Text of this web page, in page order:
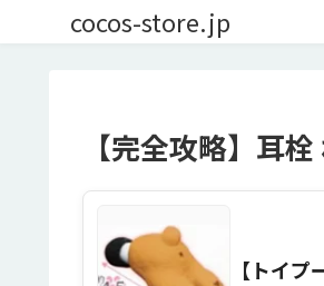
cocos-store.jp
【完全攻略】耳
【トイ